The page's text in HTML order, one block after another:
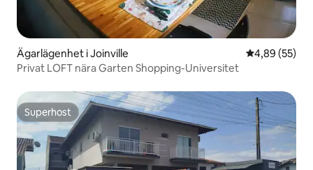
Ägarlägenhet i Joinville 4,89 av 5 i
4,89 (55)
Privat LOFT nära Garten Shopping-Universitet
Superhost
Superhost